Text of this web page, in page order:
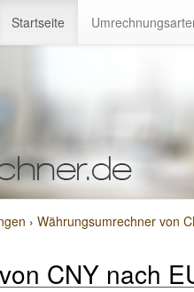
Startseite
› Währungsumrechner von
CNY nach